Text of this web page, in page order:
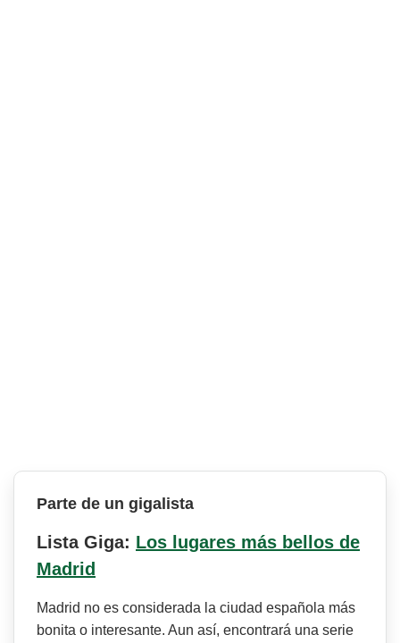
Parte de un gigalista
Lista Giga: Los lugares más bellos de
Madrid
Madrid no es considerada la ciudad española más
bonita o interesante. Aun así, encontrará una serie